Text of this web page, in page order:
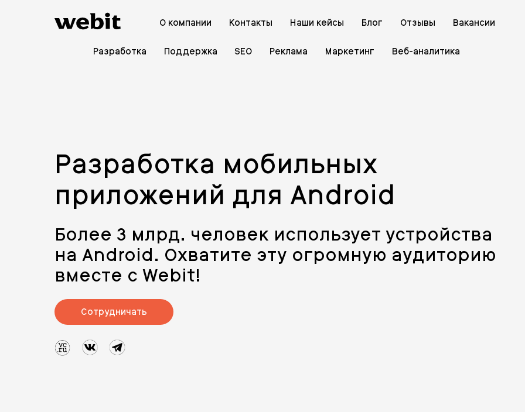
О компании Контакты Наши кейсы Блог Отзывы Вакансии
Разработка Поддержка SEO Реклама Маркетинг Веб-аналитика
Разработка мобильных
приложений для Android
Более 3 млрд. человек использует устройства
на Android. Охватите эту огромную аудиторию
вместе с Webit!
Сотрудничать